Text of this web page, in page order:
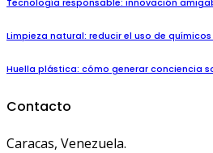
Tecnología responsable: innovación
Limpieza natural: reducir el uso de
Huella plástica: cómo generar conciencia
Contacto
Caracas, Venezuela.